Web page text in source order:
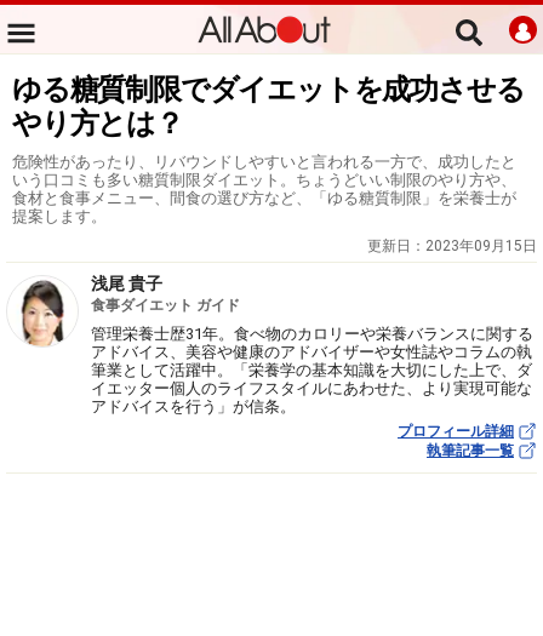
ゆる糖質制限でダイエットを成功させる
やり方とは？
危険性があったり、リバウンドしやすいと言われる一方で、成功したと
いう口コミも多い糖質制限ダイエット。ちょうどいい制限のやり方や、
食材と食事メニュー、間食の選び方など、「ゆる糖質制限」を栄養士が
提案します。
更新日： 2023年09月15日
浅尾 貴子
食事ダイエット ガイド
管理栄養士歴31年。食べ物のカロリーや栄養バランスに関する
アドバイス、美容や健康のアドバイザーや女性誌やコラムの執
筆業として活躍中。「栄養学の基本知識を大切にした上で、ダ
イエッター個人のライフスタイルにあわせた、より実現可能な
アドバイスを行う」が信条。
プロフィール詳細
執筆記事一覧